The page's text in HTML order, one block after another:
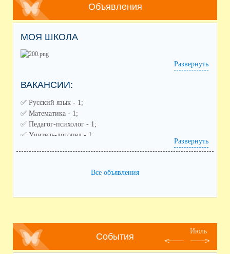
Объявления
МОЯ ШКОЛА
Развернуть
ВАКАНСИИ:
✅️ Русский язык - 1;
✅️ Математика - 1;
✅️ Педагог-психолог - 1;
✅️ Учитель-логопед - 1;
Развернуть
Все объявления
События
Июль